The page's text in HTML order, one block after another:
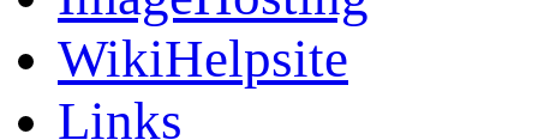
WikiHelpsite
Links